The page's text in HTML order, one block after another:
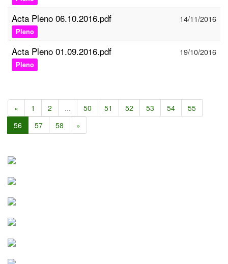
Acta Pleno 06.10.2016.pdf
Pleno
14/11/2016
Acta Pleno 01.09.2016.pdf
Pleno
19/10/2016
« 1 2 ... 50 51 52 53 54
55
56
57 58 »